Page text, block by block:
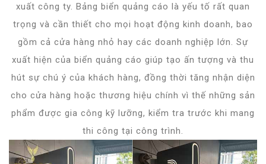
xuất công ty. Bảng biển quảng cáo là yếu tố rất quan
trọng và cần thiết cho mọi hoạt động kinh doanh, bao
gồm cả cửa hàng nhỏ hay các doanh nghiệp lớn. Sự
xuất hiện của biển quảng cáo giúp tạo ấn tượng và thu
hút sự chú ý của khách hàng, đồng thời tăng nhận diện
cho cửa hàng hoặc thương hiệu chính vì thế những sản
phẩm được gia công kỹ lưỡng, kiểm tra trước khi mang
thi công tại công trình.